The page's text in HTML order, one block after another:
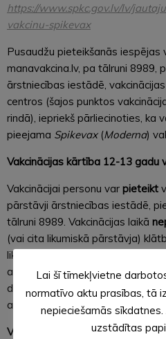
https://www.spkc.gov.lv/lv/
vakcinu-spikevax
Pusaudžu pieteikšanās iespējas
manavakcina.lv, pa tālruni 8989,
ārstniecības iestādē,
centros (šajos punktos
rindā), iepriekš pārliecinoties, ka
pieejama Spikevax(Moderna)
Vakcinācijas kārtība 12-13 gadu
Vakcinācijai personu var pieteikt
pārstāvji ārstniecības iestādē,
tālruni 8989. Vakcinācijas laikā
(vai cita likumiskā pārstāvja)
likumiskajam pārstāvim – pase
apliecinošs dokuments par
dzimšanas apliecība, vai
apstiprināta pilnvara).
Vakcinācijas kārtība pusaudžiem
Lai šī tīmekļvietne
normatīvo aktu prasības, tā
nepieciešamās
uzstādītas